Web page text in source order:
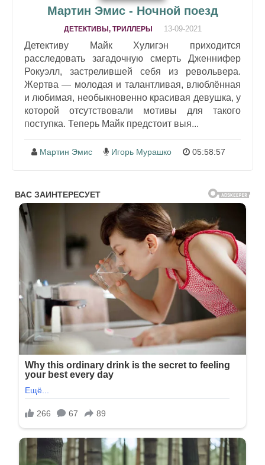
Мартин Эмис - Ночной поезд
ДЕТЕКТИВЫ, ТРИЛЛЕРЫ 13-09-2021
Детективу Майк Хулигэн приходится
расследовать загадочную смерть Дженнифер
Рокуэлл, застрелившей себя из револьвера.
Жертва — молодая и талантливая, влюблённая
и любимая, необыкновенно красивая девушка, у
которой отсутствовали мотивы для такого
поступка. Теперь Майк предстоит выя...
Мартин Эмис Игорь Мурашко 05:58:57